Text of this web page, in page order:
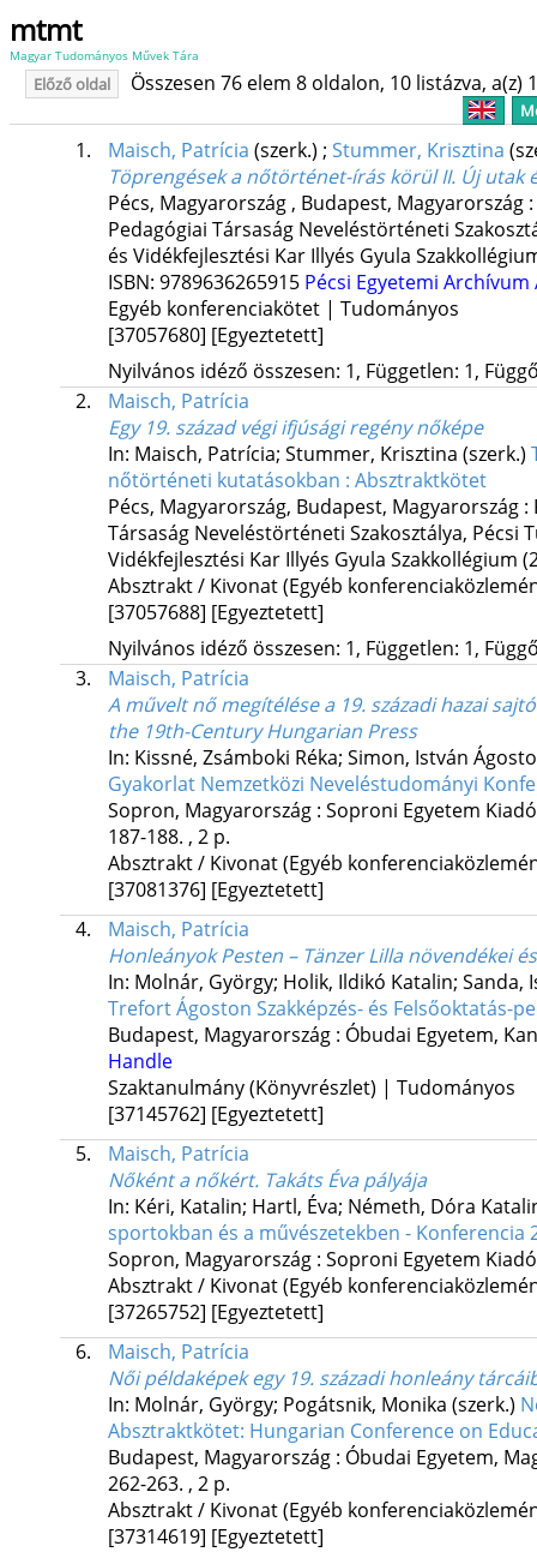
mtmt
Magyar Tudományos Művek Tára
Előző oldal Összesen 76 elem 8 oldalon, 10 listázva, a(z)
1. Maisch, Patrícia (szerk.) ; Stummer, Krisztina
Töprengések a nőtörténet-írás körül II. Új
Pécs, Magyarország , Budapest, Magyarország :
Pedagógiai Társaság Neveléstörténeti
és Vidékfejlesztési Kar Illyés Gyula
ISBN: 9789636265915 Pécsi Egyetemi Archívum
Egyéb konferenciakötet | Tudományos
[37057680] [Egyeztetett]
Nyilvános idéző összesen: 1, Független: 1,
2.
Maisch, Patrícia
Egy 19. század végi ifjúsági regény nőképe
In: Maisch, Patrícia; Stummer, Krisztina (szerk.)
nőtörténeti kutatásokban : Absztraktkötet
Pécs, Magyarország, Budapest, Magyarország :
Társaság Neveléstörténeti Szakosztálya, Pécsi
Vidékfejlesztési Kar Illyés Gyula Szakkollégium
Absztrakt / Kivonat (Egyéb
[37057688] [Egyeztetett]
Nyilvános idéző összesen: 1, Független: 1,
3.
Maisch, Patrícia
A művelt nő megítélése a 19. századi hazai
the 19th-Century Hungarian Press
In: Kissné, Zsámboki Réka; Simon, István
Gyakorlat Nemzetközi Neveléstudományi
Sopron, Magyarország : Soproni Egyetem Kiadó
187-188. , 2 p.
Absztrakt / Kivonat (Egyéb
[37081376] [Egyeztetett]
4.
Maisch, Patrícia
Honleányok Pesten – Tänzer Lilla növendékei
In: Molnár, György; Holik, Ildikó Katalin; Sanda,
Trefort Ágoston Szakképzés- és Felsőoktatás-
Budapest, Magyarország : Óbudai Egyetem,
Handle
Szaktanulmány (Könyvrészlet) | Tudományos
[37145762] [Egyeztetett]
5.
Maisch, Patrícia
Nőként a nőkért. Takáts Éva pályája
In: Kéri, Katalin; Hartl, Éva; Németh, Dóra
sportokban és a művészetekben - Konferencia
Sopron, Magyarország : Soproni Egyetem Kiadó
Absztrakt / Kivonat (Egyéb
[37265752] [Egyeztetett]
6.
Maisch, Patrícia
Női példaképek egy 19. századi honleány
In: Molnár, György; Pogátsnik, Monika (szerk.)
Absztraktkötet: Hungarian Conference on
Budapest, Magyarország : Óbudai Egyetem,
262-263. , 2 p.
Absztrakt / Kivonat (Egyéb
[37314619] [Egyeztetett]